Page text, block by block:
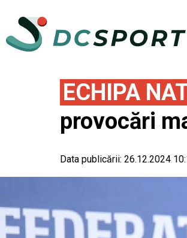
ECHIPA
provocări
Data publicării: 26.12.2024